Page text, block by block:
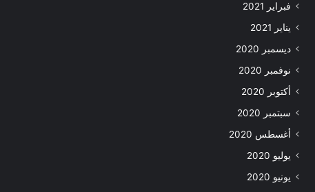
فبراير 2021
يناير 2021
ديسمبر 2020
نوفمبر 2020
أكتوبر 2020
سبتمبر 2020
أغسطس 2020
يوليو 2020
يونيو 2020